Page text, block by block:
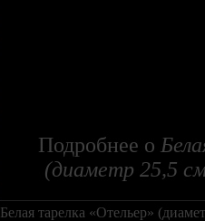
Подробнее о
(диаметр 25,5
Белая тарелка «Отельер»